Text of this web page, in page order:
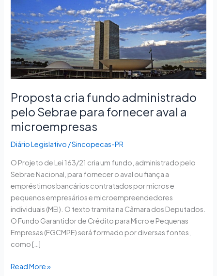
Proposta cria fundo administrado
pelo Sebrae para fornecer aval a
microempresas
Diário Legislativo /Sincopecas-PR
O Projeto de Lei 163/21 cria um fundo, administrado pelo
Sebrae Nacional, para fornecer o aval ou fiança a
empréstimos bancários contratados por micros e
pequenos empresários e microempreendedores
individuais (MEI). O texto tramita na Câmara dos Deputados.
O Fundo Garantidor de Crédito para Micro e Pequenas
Empresas (FGCMPE) será formado por diversas fontes,
como […]
para
fornecer
aval
a
microempresas
Read More »